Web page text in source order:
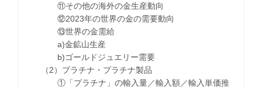
⑪その他の海外の金生産動向
⑫2023年の世界の金の需要動向
⑬世界の金需給
a)金鉱山生産
b)ゴールドジュエリー需要
（2）プラチナ・プラチナ製品
①「プラチナ」の輸入量／輸入額／輸入単価推